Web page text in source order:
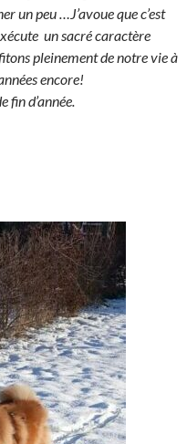
un peu …J’avoue que c’est
un sacré caractère
pleinement de notre vie à
encore!
fin d’année.